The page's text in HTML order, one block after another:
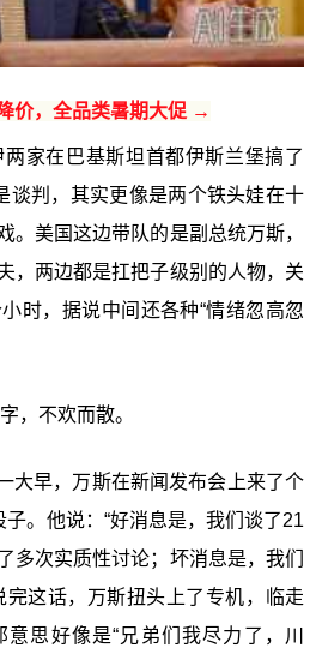
价，全品类暑期大促 →
两家在巴基斯坦首都伊斯兰堡搞了
谈判，其实更像是两个铁头娃在十
。美国这边带队的是副总统万斯，
，两边都是扛把子级别的人物，关
时，据说中间还各种“情绪忽高忽
，不欢而散。
大早，万斯在新闻发布会上来了个
子。他说：“好消息是，我们谈了21
多次实质性讨论；坏消息是，我们
完这话，万斯扭头上了专机，临走
思好像是“兄弟们我尽力了，川